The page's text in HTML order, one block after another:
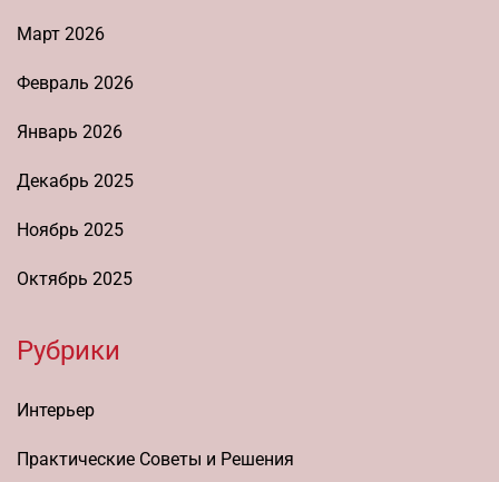
Март 2026
Февраль 2026
Январь 2026
Декабрь 2025
Ноябрь 2025
Октябрь 2025
Рубрики
Интерьер
Практические Советы и Решения